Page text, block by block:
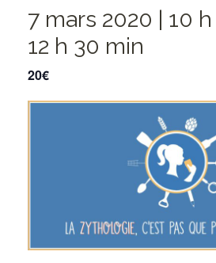
7 mars 2020 | 10
12 h 30 min
20€